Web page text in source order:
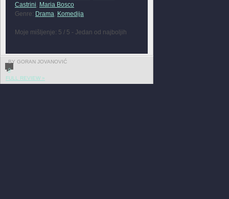
Castrini Maria Bosco
Genre: Drama Komedija
Moje mišljenje: 5 / 5 - Jedan od najboljih
BY GORAN JOVANOVIĆ
0
FULL REVIEW »